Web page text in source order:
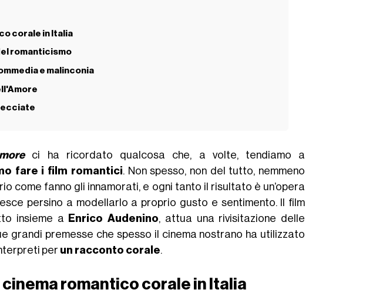
corale in Italia
romanticismo
e malinconia
ci ha ricordato qualcosa che, a volte, tendiamo a
fare i film romantici. Non spesso, non del tutto, nemmeno
come fanno gli innamorati, e ogni tanto il risultato è un’opera
persino a modellarlo a proprio gusto e sentimento. Il film
insieme a Enrico Audenino, attua una rivisitazione delle
grandi premesse che spesso il cinema nostrano ha utilizzato
per un racconto corale.
romantico corale in Italia